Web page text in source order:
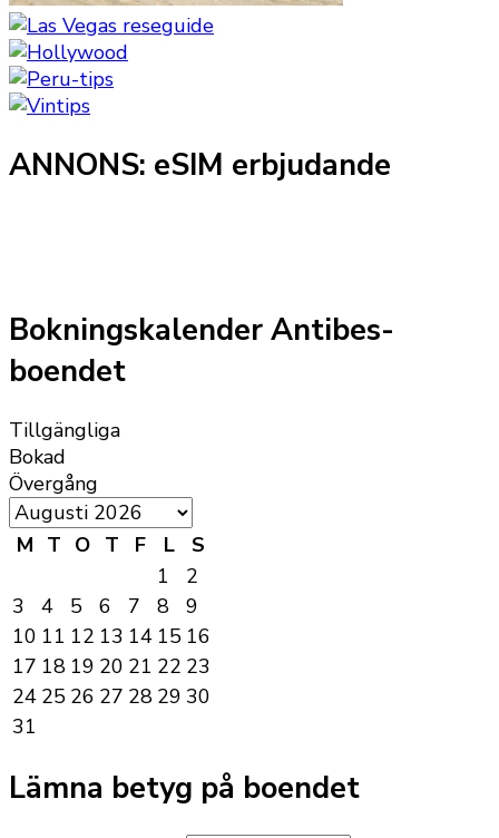
ANNONS: eSIM erbjudande
Bokningskalender Antibes-
boendet
Tillgängliga
Bokad
Övergång
M T O T F L
S
1
2
3
4 5 6 7 8
9
10 11 12 13 14 15 16
17 18 19 20 21 22 23
24 25 26 27 28 29 30
31
Lämna betyg på boendet